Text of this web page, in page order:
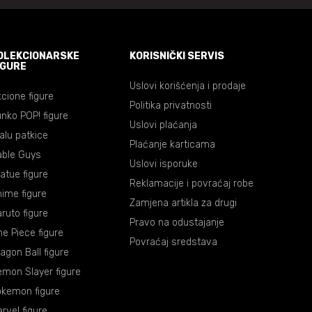
figure
POP! figure
patkice
Guys
figure
figure
figure
Piece figure
Ball figure
Slayer figure
figure
KORISNIČKI SERVIS
Uslovi korišćenja i prodaje
Politika privatnosti
Uslovi plaćanja
Plaćanje karticama
Uslovi isporuke
Reklamacije i povraćaj robe
Zamjena artikla za drugi
Pravo na odustajanje
Povraćaj sredstava